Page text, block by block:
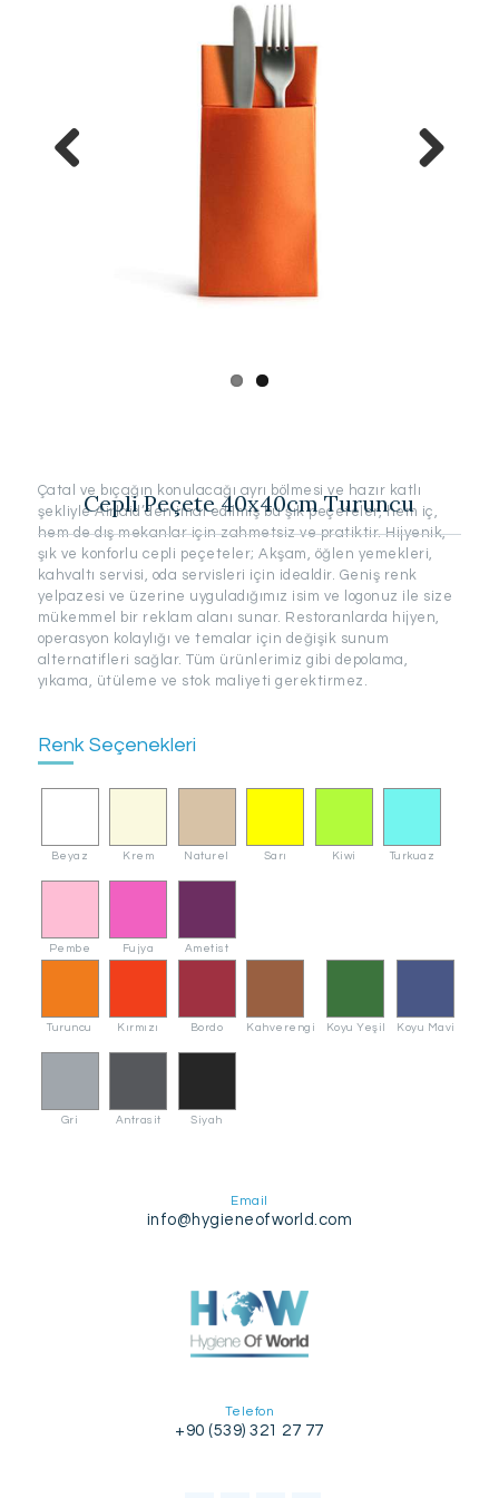
Cepli Peçete 40x40cm Turuncu
Çatal ve bıçağın konulacağı ayrı bölmesi ve hazır katlı
şekliyle Airlaid’den imal edilmiş bu şık peçeteler, hem iç,
hem de dış mekanlar için zahmetsiz ve pratiktir. Hijyenik,
şık ve konforlu cepli peçeteler; Akşam, öğlen yemekleri,
kahvaltı servisi, oda servisleri için idealdir. Geniş renk
yelpazesi ve üzerine uyguladığımız isim ve logonuz ile size
mükemmel bir reklam alanı sunar. Restoranlarda hijyen,
operasyon kolaylığı ve temalar için değişik sunum
alternatifleri sağlar. Tüm ürünlerimiz gibi depolama,
yıkama, ütüleme ve stok maliyeti gerektirmez.
Renk Seçenekleri
Beyaz Krem Naturel Sarı Kiwi Turkuaz
Pembe Fujya Ametist
Turuncu Kırmızı Bordo Kahverengi Koyu Yeşil Koyu Mavi
Gri Antrasit Siyah
Email
info@hygieneofworld.com
Telefon
+90 (539) 321 27 77